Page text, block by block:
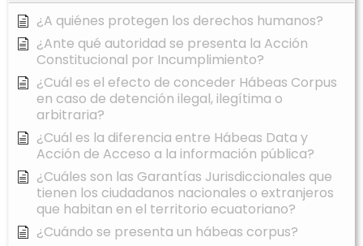
¿A quiénes protegen los derechos humanos?
¿Ante qué autoridad se presenta la Acción
Constitucional por Incumplimiento?
¿Cuál es el efecto de conceder Hábeas Corpus
en caso de detención ilegal, ilegítima o
arbitraria?
¿Cuál es la diferencia entre Hábeas Data y
Acción de Acceso a la información pública?
¿Cuáles son las Garantías Jurisdiccionales que
tienen los ciudadanos nacionales o extranjeros
que habitan en el territorio ecuatoriano?
¿Cuándo se presenta un hábeas corpus?